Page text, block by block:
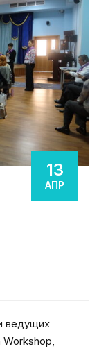
13
АПР
ведущих
Workshop,